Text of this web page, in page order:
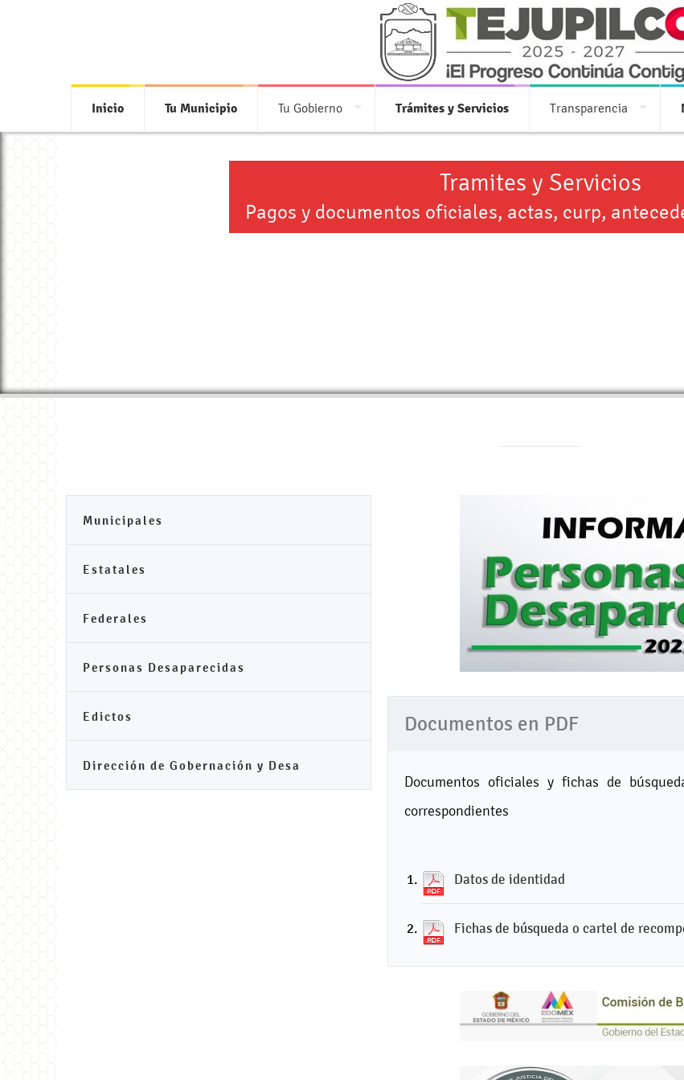
Inicio Tu Municipio Tu Gobierno Trámites y Servicios Transparencia
Tramites y Servicios
Pagos y documentos oficiales, actas, curp,
Municipales
Estatales
Federales
Personas Desaparecidas
Edictos
Dirección de Gobernación y Desa
Documentos en PDF
Documentos oficiales y fichas de
correspondientes
Datos de identidad
Fichas de búsqueda o cartel de